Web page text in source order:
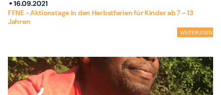
16.09.2021
FFNE - Aktionstage in den Herbstferien für Kinder ab 7 – 13
Jahren
WEITERLESEN